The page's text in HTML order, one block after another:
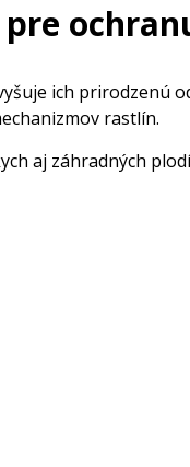
ich prirodzenú
rastlín.
aj záhradných